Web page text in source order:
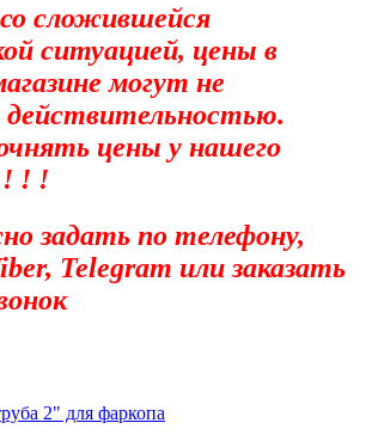
сложившейся
ситуацией, цены в
могут не
действительностью.
цены у нашего
! ! !
задать по телефону,
Telegram или заказать
2" для фаркопа